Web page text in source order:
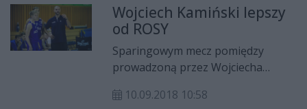
Stalą.
Wojciech Kamiński lepszy
od ROSY
Sparingowym mecz pomiędzy
prowadzoną przez Wojciecha
Wielkopolski, a ROSĄ Radom,
10.09.2018 10:58